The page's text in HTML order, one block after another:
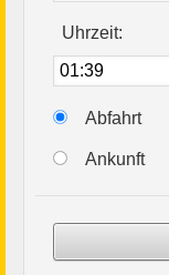
Uhrzeit:
Abfahrt
Ankunft